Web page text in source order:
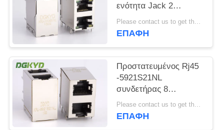
ενότητα Jack 2
λιμένων RJ45 με
Magnetics η εμβύθιση
Please contact us to get the latest price. MOQ:1 κομμάτι
ΕΠΑΦΉ
Προστατευμένος Rj45
-5921S21NL
συνδετήρας 8
μορφωματικός σωρός
Jack KRJ όφσετ του
Please contact us to get the latest price. MOQ:1 κομμάτι
ΕΠΑΦΉ